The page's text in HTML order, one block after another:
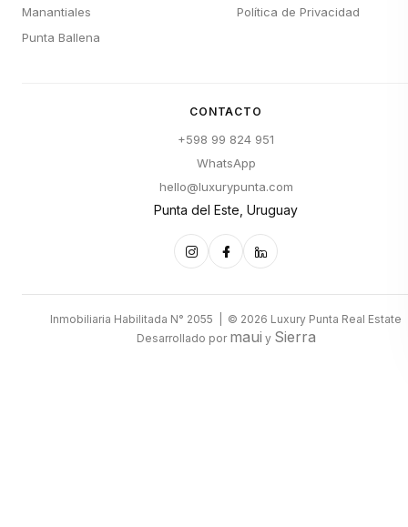
Manantiales
Punta Ballena
Política de Privacidad
CONTACTO
+598 99 824 951
WhatsApp
hello@luxurypunta.com
Punta del Este, Uruguay
Inmobiliaria Habilitada N° 2055 | © 2026 Luxury Punta Real Estate
Desarrollado por maui y Sierra